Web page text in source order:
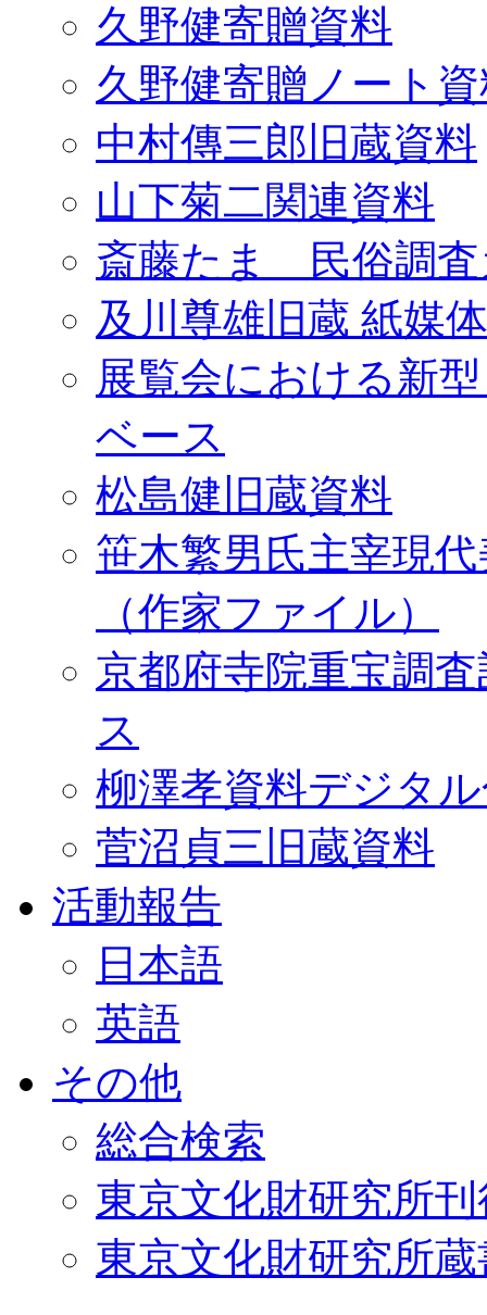
久野健寄贈資料
久野健寄贈ノート
中村傳三郎旧蔵資料
山下菊二関連資料
斎藤たま 民俗調査
及川尊雄旧蔵 紙媒
展覧会における新
ベース
松島健旧蔵資料
笹木繁男氏主宰現
（作家ファイル）
京都府寺院重宝調
ス
柳澤孝資料デジタ
菅沼貞三旧蔵資料
活動報告
日本語
英語
その他
総合検索
東京文化財研究所
東京文化財研究所